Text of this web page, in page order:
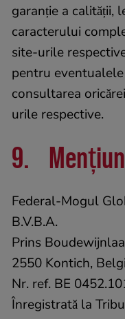
garanție a calității,
caracterului
site-urile
pentru
consultarea
urile respective.
9.
Federal-Mogul
B.V.B.A.
Prins
2550 Kontich,
Nr. ref. BE
Înregistrată la